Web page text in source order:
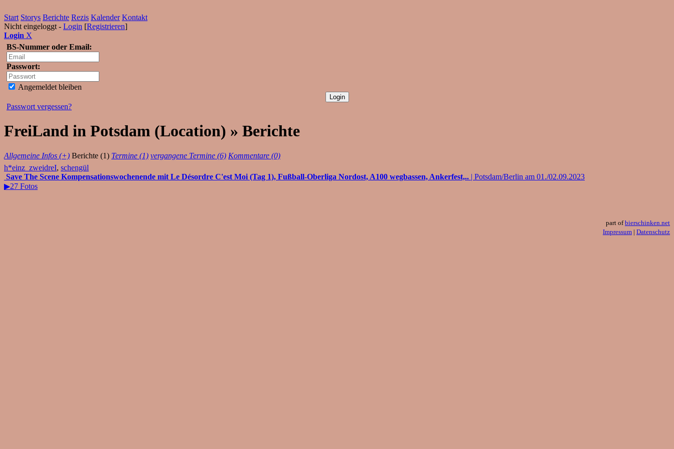
Start Storys Berichte Rezis Kalender Kontakt
Nicht eingeloggt - Login [Registrieren]
Login X
BS-Nummer oder Email:
Passwort:
Angemeldet bleiben
Passwort vergessen?
FreiLand in Potsdam (Location) » Berichte
Allgemeine Infos (+) Berichte (1) Termine (1) vergangene Termine (6) Kommentare (0)
h*einz_zweidreI, schengül
Save The Scene Kompensationswochenende mit Le Désordre C'est Moi (Tag 1), Fußball-Oberliga Nordost, A100 wegbassen, Ankerfest,.. | Potsdam/Berlin am 01./02.09.2023
▶27 Fotos
part ofbierschinken.net
Impressum | Datenschutz